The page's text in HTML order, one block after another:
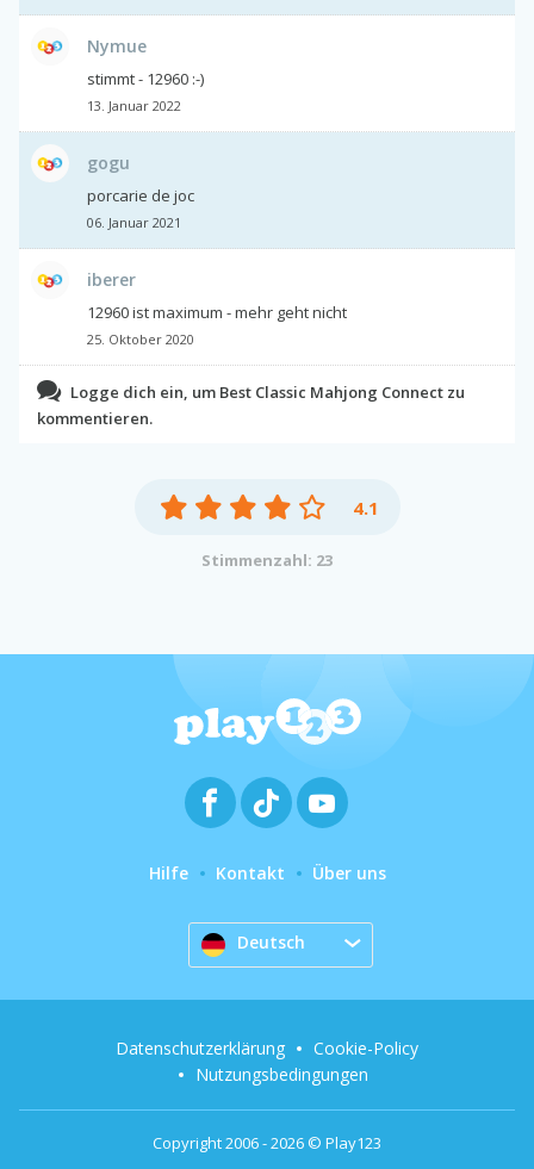
Nymue
stimmt - 12960 :-)
13. Januar 2022
gogu
porcarie de joc
06. Januar 2021
iberer
12960 ist maximum - mehr geht nicht
25. Oktober 2020
Logge dich ein, um Best Classic Mahjong Connect zu
kommentieren.
4.1
Stimmenzahl: 23
Hilfe Kontakt Über uns
Deutsch
Copyright 2006 - 2026 © Play123
Datenschutzerklärung
Cookie-Policy
Nutzungsbedingungen